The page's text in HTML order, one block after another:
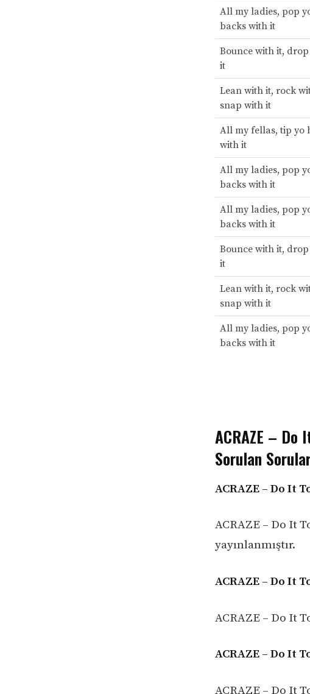
All my ladies, pop
backs with it
Bounce with it,
it
Lean with it, rock
snap with it
All my fellas, tip yo
with it
All my ladies, pop
backs with it
All my ladies, pop
backs with it
Bounce with it,
it
Lean with it, rock
snap with it
All my ladies, pop
backs with it
ACRAZE –
Sorulan
ACRAZE – Do It
ACRAZE – Do It
yayınlanmıştır.
ACRAZE – Do It
ACRAZE – Do It
ACRAZE – Do It
ACRAZE – Do It